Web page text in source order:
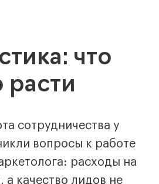
что
сотрудничества у
вопросы к работе
расходы на
а качество лидов не